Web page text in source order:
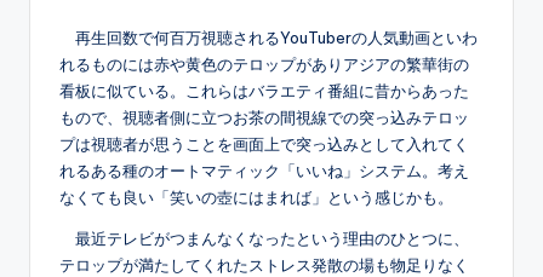
再生回数で何百万視聴されるYouTuberの人気動画といわ
れるものには赤や黄色のテロップがありアジアの繁華街の
看板に似ている。これらはバラエティ番組に昔からあった
もので、視聴者側に立つお茶の間視線での突っ込みテロッ
プは視聴者が思うことを画面上で突っ込みとして入れてく
れるある種のオートマティック「いいね」システム。考え
なくても良い「笑いの壺にはまれば」という感じかも。
最近テレビがつまんなくなったという理由のひとつに、
テロップが満たしてくれたストレス発散の場も物足りなく